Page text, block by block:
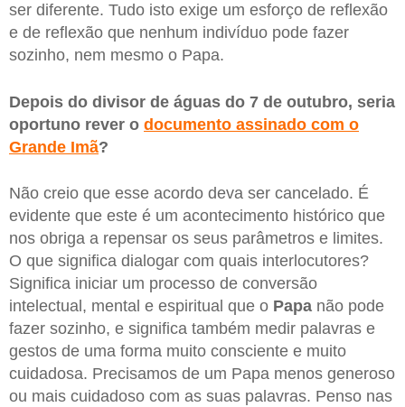
ser diferente. Tudo isto exige um esforço de reflexão
e de reflexão que nenhum indivíduo pode fazer
sozinho, nem mesmo o Papa.
Depois do divisor de águas do 7 de outubro, seria
oportuno rever o documento assinado com o
Grande Imã?
Não creio que esse acordo deva ser cancelado. É
evidente que este é um acontecimento histórico que
nos obriga a repensar os seus parâmetros e limites.
O que significa dialogar com quais interlocutores?
Significa iniciar um processo de conversão
intelectual, mental e espiritual que o Papa não pode
fazer sozinho, e significa também medir palavras e
gestos de uma forma muito consciente e muito
cuidadosa. Precisamos de um Papa menos generoso
ou mais cuidadoso com as suas palavras. Penso nas